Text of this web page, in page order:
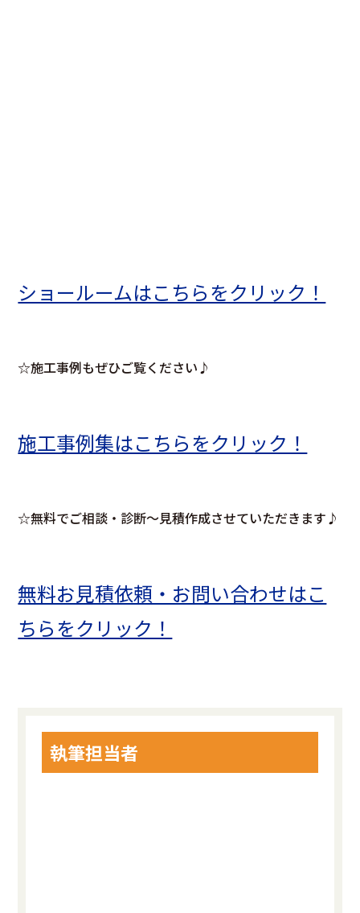
ショールームはこちらをクリック！
☆施工事例もぜひご覧ください♪
施工事例集はこちらをクリック！
☆無料でご相談・診断～見積作成させていただきます♪
無料お見積依頼・お問い合わせはこ
ちらをクリック！
執筆担当者